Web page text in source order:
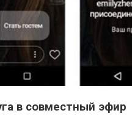
в совместный эфир